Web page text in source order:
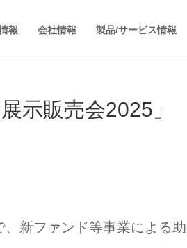
報 会社情報 製品/サービス情報
示販売会2025」
新ファンド等事業による